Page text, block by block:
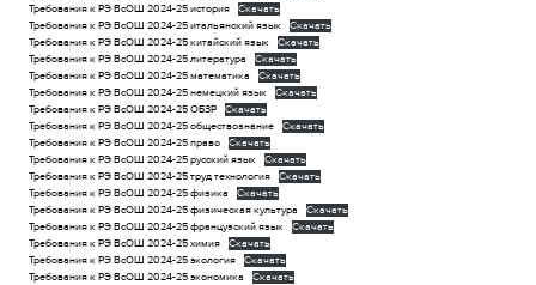
Требования к РЭ ВсОШ 2024-25 история
Скачать
Требования к РЭ ВсОШ 2024-25 итальянский язык
Скачать
Требования к РЭ ВсОШ 2024-25 китайский язык
Скачать
Требования к РЭ ВсОШ 2024-25 литература
Скачать
Требования к РЭ ВсОШ 2024-25 математика
Скачать
Требования к РЭ ВсОШ 2024-25 немецкий язык
Скачать
Требования к РЭ ВсОШ 2024-25 ОБЗР
Скачать
Требования к РЭ ВсОШ 2024-25 обществознание
Скачать
Требования к РЭ ВсОШ 2024-25 право
Скачать
Требования к РЭ ВсОШ 2024-25 русский язык
Скачать
Требования к РЭ ВсОШ 2024-25 труд технология
Скачать
Требования к РЭ ВсОШ 2024-25 физика
Скачать
Требования к РЭ ВсОШ 2024-25 физическая культура
Скачать
Требования к РЭ ВсОШ 2024-25 французский язык
Скачать
Требования к РЭ ВсОШ 2024-25 химия
Скачать
Требования к РЭ ВсОШ 2024-25 экология
Скачать
Требования к РЭ ВсОШ 2024-25 экономика
Скачать